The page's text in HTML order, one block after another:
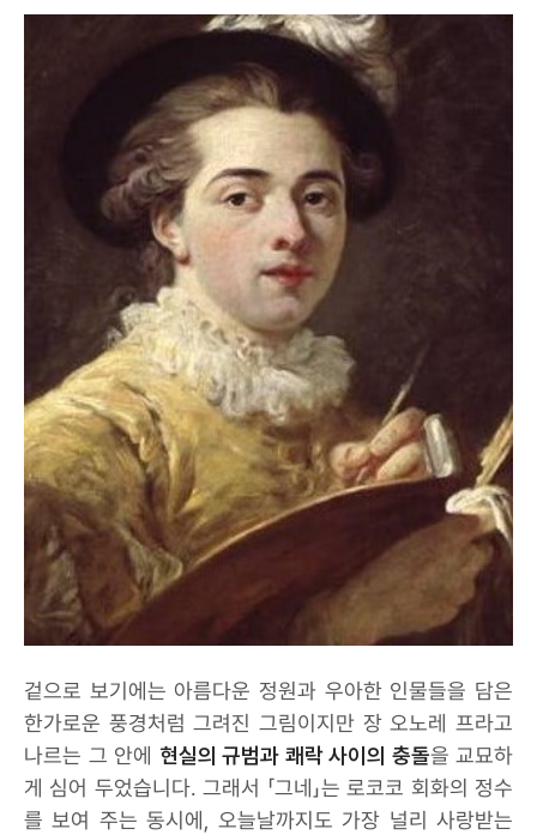
겉으로 보기에는 아름다운 정원과 우아한 인물들을 담은
한가로운 풍경처럼 그려진 그림이지만 장 오노레 프라고
나르는 그 안에 현실의 규범과 쾌락 사이의 충돌을 교묘하
게 심어 두었습니다. 그래서 「그네」는 로코코 회화의 정수
를 보여 주는 동시에, 오늘날까지도 가장 널리 사랑받는